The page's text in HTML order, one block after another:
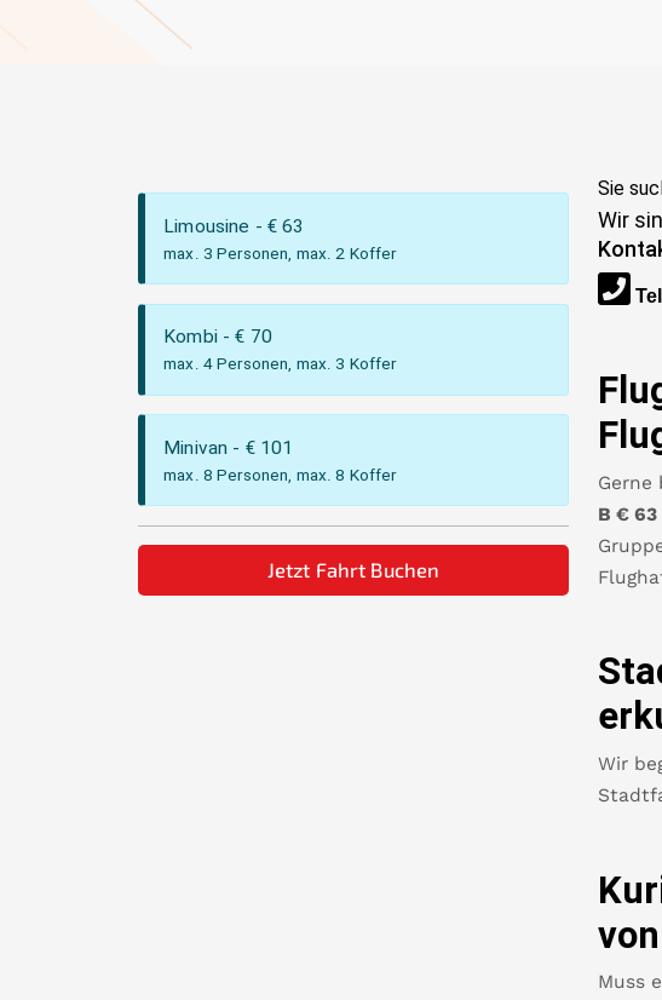
Limousine - €63
max. 3 Personen, max. 2 Koffer
Kombi - € 70
max. 4 Personen, max. 3 Koffer
Minivan - € 101
max. 8 Personen, max. 8 Koffer
Jetzt Fahrt Buchen
Sie
Wir
Gerne
B €63
Wir
von
Muss